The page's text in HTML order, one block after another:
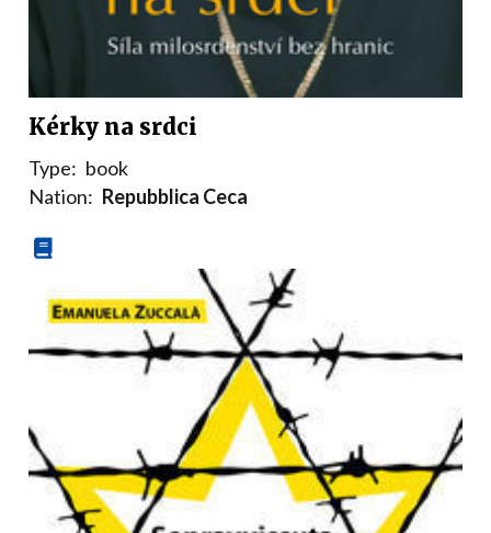
Kérky na srdci
Type: book
Nation: Repubblica Ceca